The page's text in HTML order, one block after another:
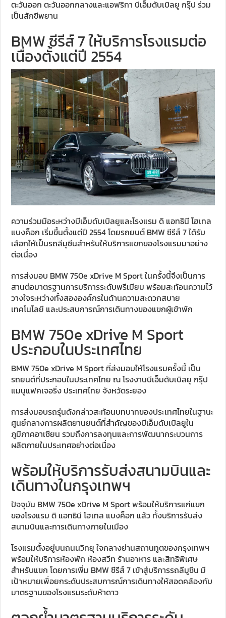
ตะวันออก ตะวันออกกลางและแอฟริกา บีเอ็มดับเบิลยู กรุ๊ป ร่วม
เป็นสักขีพยาน
BMW ซีรีส์ 7 ให้บริการโรงแรมต่อ
เนื่องตั้งแต่ปี 2554
ความร่วมมือระหว่างบีเอ็มดับเบิลยูและโรงแรม ดิ แอทธินี โฮเทล
แบงค็อก เริ่มขึ้นตั้งแต่ปี 2554 โดยรถยนต์ BMW ซีรีส์ 7 ได้รับ
เลือกให้เป็นรถลีมูซีนสำหรับให้บริการแขกของโรงแรมมาอย่าง
ต่อเนื่อง
การส่งมอบ BMW 750e xDrive M Sport ในครั้งนี้จึงเป็นการ
สานต่อมาตรฐานการบริการระดับพรีเมียม พร้อมสะท้อนความไว้
วางใจระหว่างทั้งสององค์กรในด้านความสะดวกสบาย
เทคโนโลยี และประสบการณ์การเดินทางของแขกผู้เข้าพัก
BMW 750e xDrive M Sport
ประกอบในประเทศไทย
BMW 750e xDrive M Sport ที่ส่งมอบให้โรงแรมครั้งนี้ เป็น
รถยนต์ที่ประกอบในประเทศไทย ณ โรงงานบีเอ็มดับเบิลยู กรุ๊ป
แมนูแฟคเจอริ่ง ประเทศไทย จังหวัดระยอง
การส่งมอบรถรุ่นดังกล่าวสะท้อนบทบาทของประเทศไทยในฐานะ
ศูนย์กลางการผลิตยานยนต์ที่สำคัญของบีเอ็มดับเบิลยูใน
ภูมิภาคอาเซียน รวมถึงการลงทุนและการพัฒนากระบวนการ
ผลิตภายในประเทศอย่างต่อเนื่อง
พร้อมให้บริการรับส่งสนามบินและ
เดินทางในกรุงเทพฯ
ปัจจุบัน BMW 750e xDrive M Sport พร้อมให้บริการแก่แขก
ของโรงแรม ดิ แอทธินี โฮเทล แบงค็อก แล้ว ทั้งบริการรับส่ง
สนามบินและการเดินทางภายในเมือง
โรงแรมตั้งอยู่บนถนนวิทยุ ใจกลางย่านสถานทูตของกรุงเทพฯ
พร้อมให้บริการห้องพัก ห้องสวีท ร้านอาหาร และสิทธิพิเศษ
สำหรับแขก โดยการเพิ่ม BMW ซีรีส์ 7 เข้าสู่บริการรถลีมูซีน มี
เป้าหมายเพื่อยกระดับประสบการณ์การเดินทางให้สอดคล้องกับ
มาตรฐานของโรงแรมระดับห้าดาว